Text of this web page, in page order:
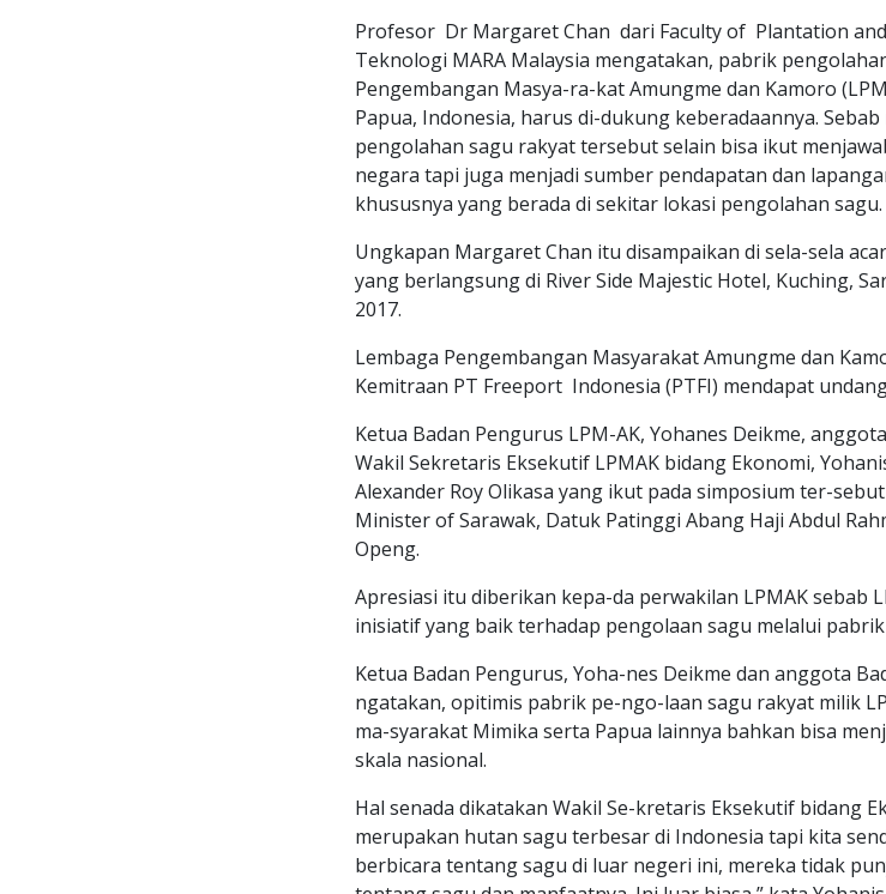
Profesor Dr Margaret Chan dari Faculty of Plantation
Teknologi MARA Malaysia mengatakan, pabrik
Pengembangan Masya-ra-kat Amungme dan Kamoro
Papua, Indonesia, harus di-dukung keberadaannya.
pengolahan sagu rakyat tersebut selain bisa ikut
negara tapi juga menjadi sumber pendapatan dan
khususnya yang berada di sekitar lokasi pengolahan sagu.
Ungkapan Margaret Chan itu disampaikan di sela-sela
yang berlangsung di River Side Majestic Hotel, Kuching,
2017.
Lembaga Pengembangan Masyarakat Amungme dan
Kemitraan PT Freeport Indonesia (PTFI) mendapat
Ketua Badan Pengurus LPM-AK, Yohanes Deikme,
Wakil Sekretaris Eksekutif LPMAK bidang Ekonomi,
Alexander Roy Olikasa yang ikut pada simposium ter-
Minister of Sarawak, Datuk Patinggi Abang Haji Abdul
Openg.
Apresiasi itu diberikan kepa-da perwakilan LPMAK sebab
inisiatif yang baik terhadap pengolaan sagu melalui
Ketua Badan Pengurus, Yoha-nes Deikme dan anggota
ngatakan, opitimis pabrik pe-ngo-laan sagu rakyat milik
ma-syarakat Mimika serta Papua lainnya bahkan bisa
skala nasional.
Hal senada dikatakan Wakil Se-kretaris Eksekutif bidang
merupakan hutan sagu terbesar di Indonesia tapi kita
berbicara tentang sagu di luar negeri ini, mereka tidak